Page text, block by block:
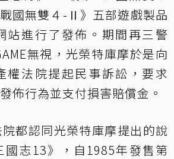
國無雙４-Ⅱ》五部遊戲製品
站進行了發佈。期間再三警
無視，光榮特庫摩於是向
權法院提起民事訴訟，要求
佈行為並支付損害賠償金。
都認同光榮特庫摩提出的說
國志13》，自1985年發售第